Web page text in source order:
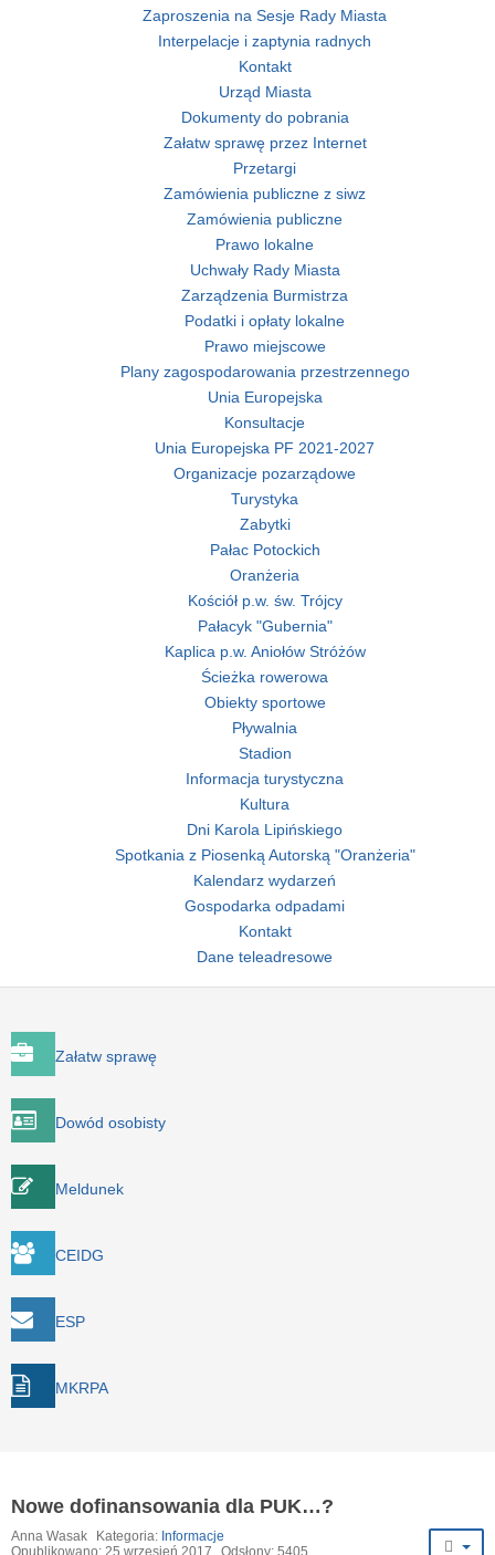
Zaproszenia na Sesje Rady Miasta
Interpelacje i zaptynia radnych
Kontakt
Urząd Miasta
Dokumenty do pobrania
Załatw sprawę przez Internet
Przetargi
Zamówienia publiczne z siwz
Zamówienia publiczne
Prawo lokalne
Uchwały Rady Miasta
Zarządzenia Burmistrza
Podatki i opłaty lokalne
Prawo miejscowe
Plany zagospodarowania przestrzennego
Unia Europejska
Konsultacje
Unia Europejska PF 2021-2027
Organizacje pozarządowe
Turystyka
Zabytki
Pałac Potockich
Oranżeria
Kościół p.w. św. Trójcy
Pałacyk "Gubernia"
Kaplica p.w. Aniołów Stróżów
Ścieżka rowerowa
Obiekty sportowe
Pływalnia
Stadion
Informacja turystyczna
Kultura
Dni Karola Lipińskiego
Spotkania z Piosenką Autorską "Oranżeria"
Kalendarz wydarzeń
Gospodarka odpadami
Kontakt
Dane teleadresowe
Załatw sprawę
Dowód osobisty
Meldunek
CEIDG
ESP
MKRPA
Nowe dofinansowania dla PUK…?
Anna Wasak Kategoria: Informacje
Opublikowano: 25 wrzesień 2017
Odsłony: 5405